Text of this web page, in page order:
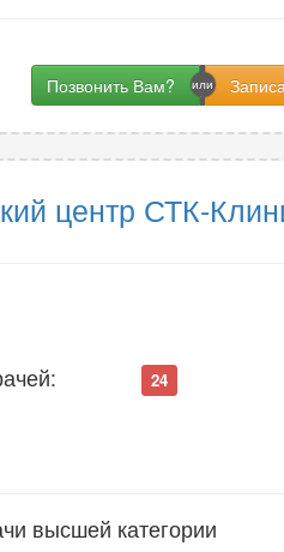
Позвонить Вам?
центр СТК-
24
высшей категории